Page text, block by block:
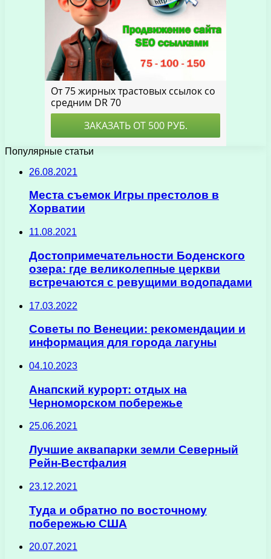
Популярные статьи
26.08.2021
Места съемок Игры престолов в
Хорватии
11.08.2021
Достопримечательности Боденского
озера: где великолепные церкви
встречаются с ревущими водопадами
17.03.2022
Советы по Венеции: рекомендации и
информация для города лагуны
04.10.2023
Анапский курорт: отдых на
Черноморском побережье
25.06.2021
Лучшие аквапарки земли Северный
Рейн-Вестфалия
23.12.2021
Туда и обратно по восточному
побережью США
20.07.2021